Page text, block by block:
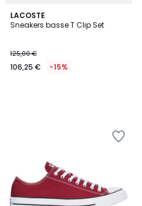
LACOSTE
Sneakers basse T Clip Set
125,00 €
106,25 € -15%